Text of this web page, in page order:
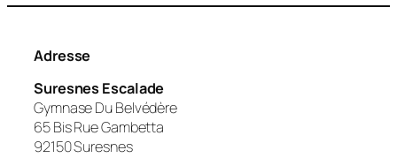
Adresse
Suresnes Escalade
Gymnase Du Belvédère
65 Bis Rue Gambetta
92150 Suresnes